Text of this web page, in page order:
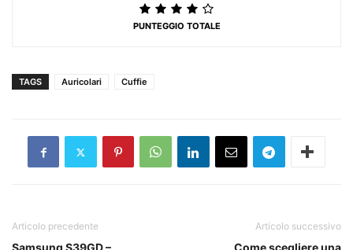
PUNTEGGIO TOTALE
TAGS Auricolari Cuffie
Articolo precedente Articolo successivo